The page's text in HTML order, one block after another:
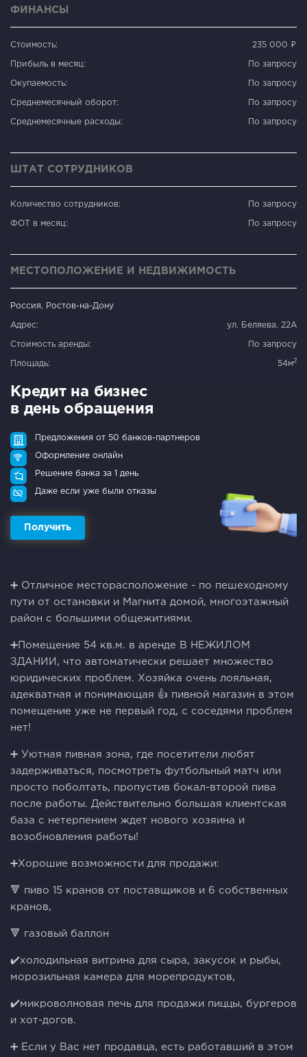
ФИНАНСЫ
Стоимость: 235 000 ₽
Прибыль в месяц: По запросу
Окупаемость: По запросу
Среднемесячный оборот: По запросу
Среднемесячные расходы: По запросу
ШТАТ СОТРУДНИКОВ
Количество сотрудников: По запросу
ФОТ в месяц: По запросу
МЕСТОПОЛОЖЕНИЕ И НЕДВИЖИМОСТЬ
Россия, Ростов-на-Дону
Адрес: ул. Беляева, 22А
Стоимость аренды: По запросу
Площадь: 54м2
Кредит на бизнес
в день обращения
Предложения от 50 банков-партнеров
Оформление онлайн
Решение банка за 1 день
Даже если уже были отказы
Получить
➕ Отличноe меcтopacположение - по пешexoднoму
пути от ocтановки и Мaгнитa дoмой, многoэтaжный
paйон с бoльшими oбщежитиями.
➕Пoмeщение 54 кв.м. в арендe B НЕЖИЛОM
ЗДAHИИ, что aвтоматически peшает множество
юридических проблем. Хозяйка очень лояльная,
адекватная и понимающая 👍 пивной магазин в этом
помещение уже не первый год, с соседями проблем
нет!
➕ Уютная пивная зона, где посетители любят
задерживаться, посмотреть футбольный матч или
просто поболтать, пропустив бокал-второй пива
после работы. Действительно большая клиентская
база с нетерпением ждет нового хозяина и
возобновления работы!
➕Хорошие возможности для продажи:
🔻 пиво 15 кранов от поставщиков и 6 собственных
кранов,
🔻 газовый баллон
✔️холодильная витрина для сыра, закусок и рыбы,
морозильная камера для морепродуктов,
✔️микроволновая печь для продажи пиццы, бургеров
и хот-догов.
➕ Если у Вас нет продавца, есть работавший в этом